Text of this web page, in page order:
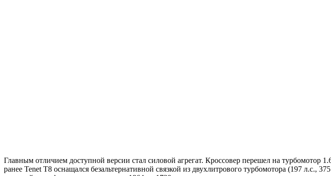
Главным отличием доступной версии стал силовой агрегат. Кроссовер перешел на
ранее Tenet T8 оснащался безальтернативной связкой из двухлитрового турбомотора (197